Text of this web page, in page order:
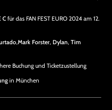
Cfür das FAN FEST EURO 2024 am 12.
,Mark Forster, Dylan, Tim
Buchung und Ticketzustellung
in München